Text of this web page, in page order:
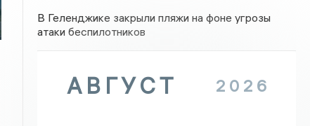
В Геленджике закрыли пляжи на фоне угрозы
атаки беспилотников
АВГУСТ 2026